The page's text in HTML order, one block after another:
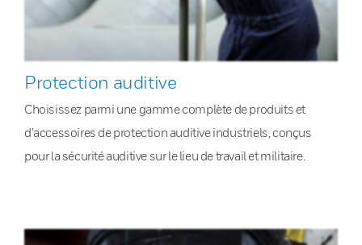
Protection auditive
Choisissez parmi une gamme complète de produits et
d’accessoires de protection auditive industriels, conçus
pour la sécurité auditive sur le lieu de travail et militaire.